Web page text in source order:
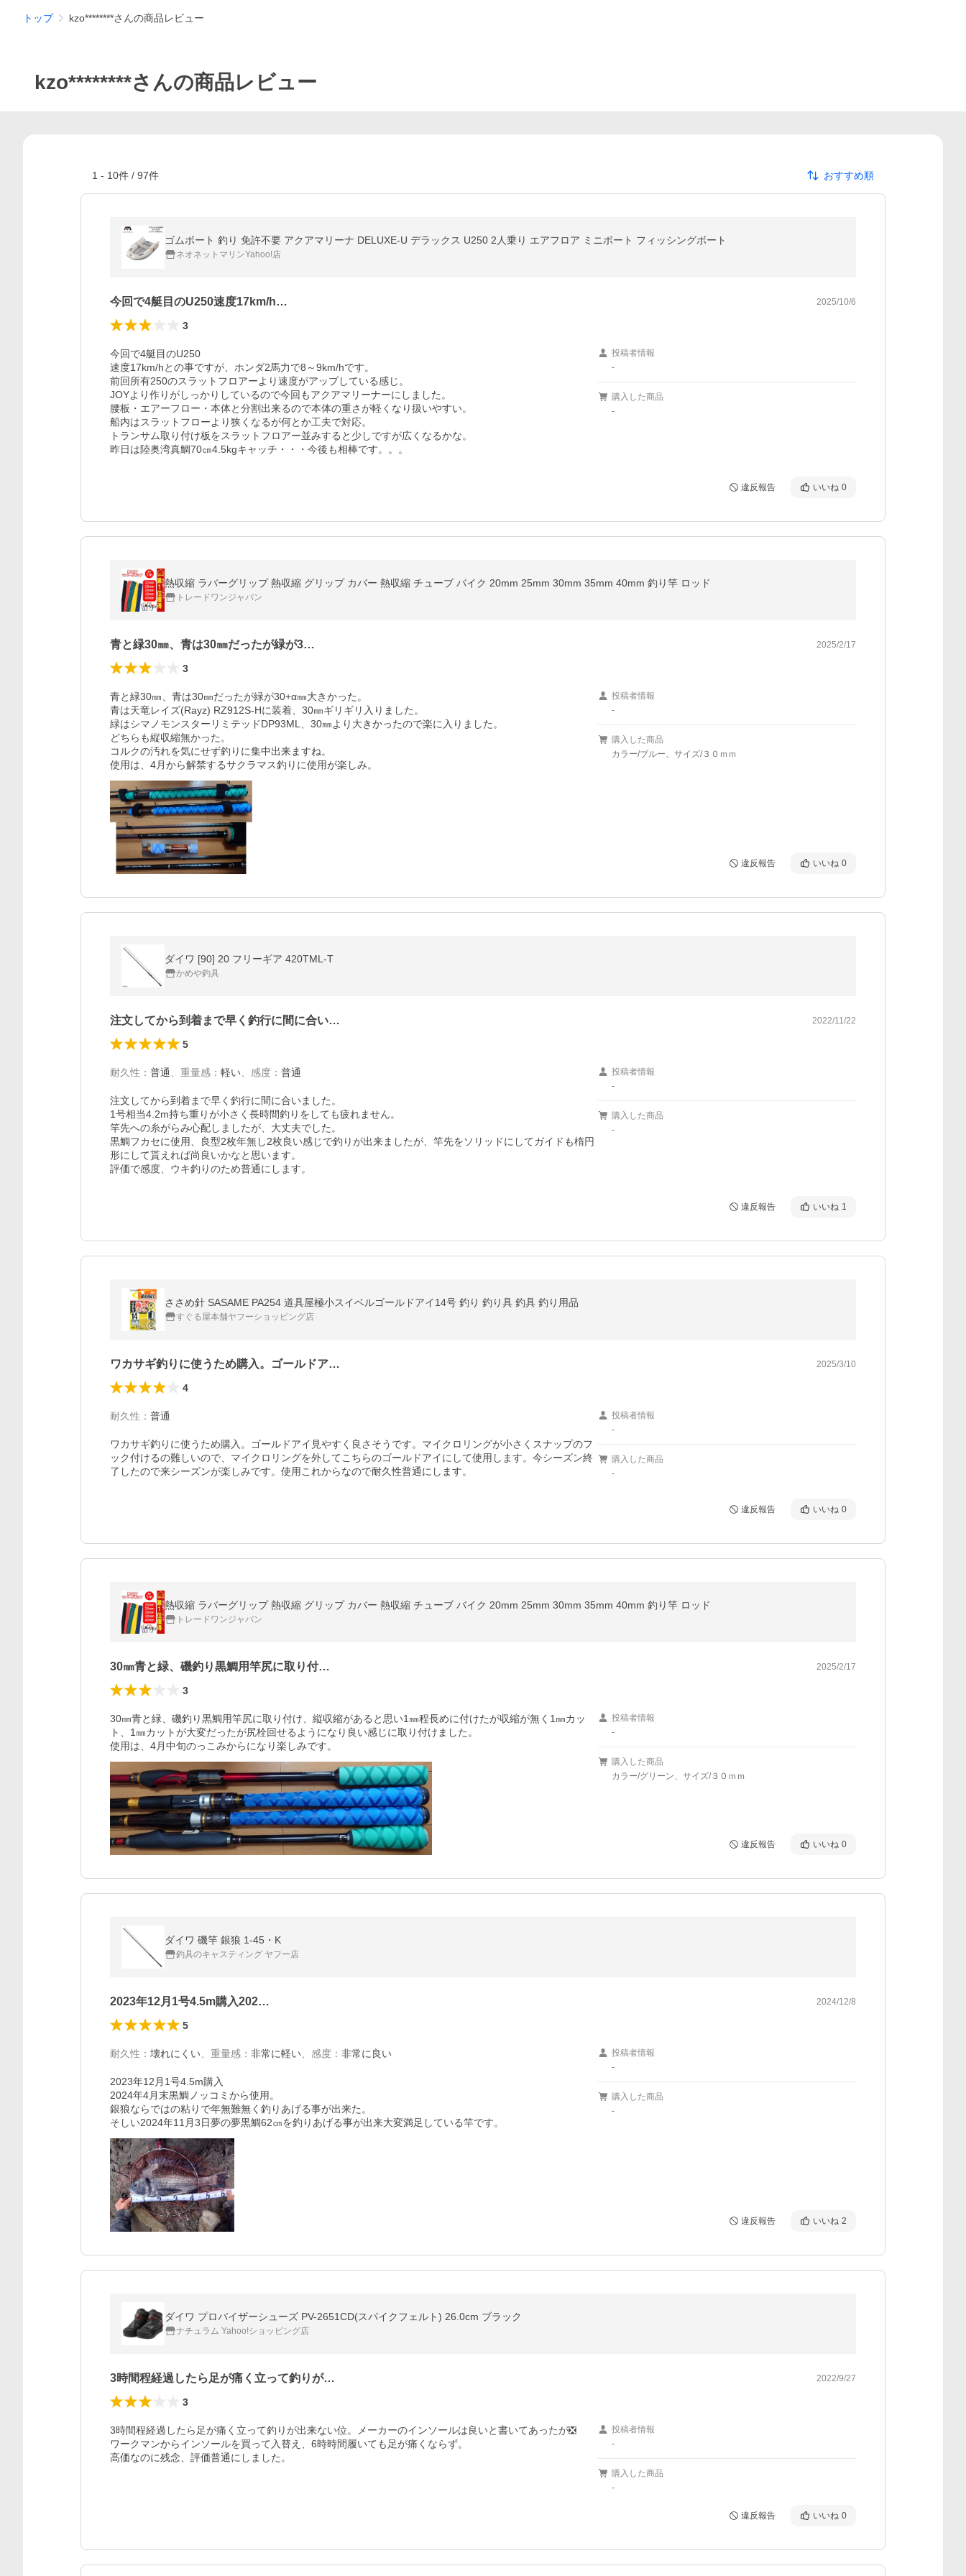
トップ kzo********さんの商品レビュー
kzo********さんの商品レビュー
1 - 10件 / 97件 おすすめ順
ゴムボート 釣り 免許不要 アクアマリーナ DELUXE-U デラックス U250 2人乗り エアフロア ミニボート フィッシングボート
ネオネットマリンYahoo!店
今回で4艇目のU250速度17km/h… 2025/10/6
3
今回で4艇目のU250
速度17km/hとの事ですが、ホンダ2馬力で8～9km/hです。
前回所有250のスラットフロアーより速度がアップしている感じ。
JOYより作りがしっかりしているので今回もアクアマリーナーにしました。
腰板・エアーフロー・本体と分割出来るので本体の重さが軽くなり扱いやすい。
船内はスラットフローより狭くなるが何とか工夫で対応。
トランサム取り付け板をスラットフロアー並みすると少しですが広くなるかな。
投稿者情報
-
購入した商品
-
違反報告 いいね 0
熱収縮 ラバーグリップ 熱収縮 グリップ カバー 熱収縮 チューブ バイク 20mm 25mm 30mm 35mm 40mm 釣り竿 ロッド
トレードワンジャパン
青と緑30㎜、青は30㎜だったが緑が3… 2025/2/17
3
青と緑30㎜、青は30㎜だったが緑が30+α㎜大きかった。
青は天竜レイズ(Rayz) RZ912S-Hに装着、30㎜ギリギリ入りました。
緑はシマノモンスターリミテッドDP93ML、30㎜より大きかったので楽に入りました。
どちらも縦収縮無かった。
コルクの汚れを気にせず釣りに集中出来ますね。
使用は、4月から解禁するサクラマス釣りに使用が楽しみ。
投稿者情報
-
購入した商品
カラー/ブルー、サイズ/３０ｍｍ
違反報告 いいね 0
ダイワ [90] 20 フリーギア 420TML-T
かめや釣具
注文してから到着まで早く釣行に間に合い… 2022/11/22
5
耐久性 ： 普通 重量感 ： 軽い 感度 ： 普通
注文してから到着まで早く釣行に間に合いました。
1号相当4.2m持ち重りが小さく長時間釣りをしても疲れません。
竿先への糸がらみ心配しましたが、大丈夫でした。
黒鯛フカセに使用、良型2枚年無し2枚良い感じで釣りが出来ましたが、竿先をソリッドにしてガイドも楕円
形にして貰えれば尚良いかなと思います。
評価で感度、ウキ釣りのため普通にします。
投稿者情報
-
購入した商品
-
違反報告 いいね 1
ささめ針 SASAME PA254 道具屋極小スイベルゴールドアイ14号 釣り 釣り具 釣具 釣り用品
すぐる屋本舗ヤフーショッピング店
ワカサギ釣りに使うため購入。ゴールドア… 2025/3/10
4
耐久性 ： 普通
ワカサギ釣りに使うため購入。ゴールドアイ見やすく良さそうです。マイクロリングが小さくスナップのフ
ック付けるの難しいので、マイクロリングを外してこちらのゴールドアイにして使用します。今シーズン終
了したので来シーズンが楽しみです。使用これからなので耐久性普通にします。
投稿者情報
-
購入した商品
-
違反報告 いいね 0
熱収縮 ラバーグリップ 熱収縮 グリップ カバー 熱収縮 チューブ バイク 20mm 25mm 30mm 35mm 40mm 釣り竿 ロッド
トレードワンジャパン
30㎜青と緑、磯釣り黒鯛用竿尻に取り付… 2025/2/17
3
30㎜青と緑、磯釣り黒鯛用竿尻に取り付け、縦収縮があると思い1㎜程長めに付けたが収縮が無く1㎜カッ
ト、1㎜カットが大変だったが尻栓回せるようになり良い感じに取り付けました。
使用は、4月中旬のっこみからになり楽しみです。
投稿者情報
-
購入した商品
カラー/グリーン、サイズ/３０ｍｍ
違反報告 いいね 0
ダイワ 磯竿 銀狼 1-45・K
釣具のキャスティング ヤフー店
2023年12月1号4.5m購入202… 2024/12/8
5
耐久性 ： 壊れにくい 重量感 ： 非常に軽い 感度 ： 非常に良い
2023年12月1号4.5m購入
2024年4月末黒鯛ノッコミから使用。
銀狼ならではの粘りで年無難無く釣りあげる事が出来た。
そしい2024年11月3日夢の夢黒鯛62㎝を釣りあげる事が出来大変満足している竿です。
投稿者情報
-
購入した商品
-
違反報告 いいね 2
ダイワ プロバイザーシューズ PV-2651CD(スパイクフェルト) 26.0cm ブラック
ナチュラム Yahoo!ショッピング店
3時間程経過したら足が痛く立って釣りが… 2022/9/27
3
3時間程経過したら足が痛く立って釣りが出来ない位。メーカーのインソールは良いと書いてあったが❎
ワークマンからインソールを買って入替え、6時時間履いても足が痛くならず。
高価なのに残念、評価普通にしました。
投稿者情報
-
購入した商品
-
違反報告 いいね 0